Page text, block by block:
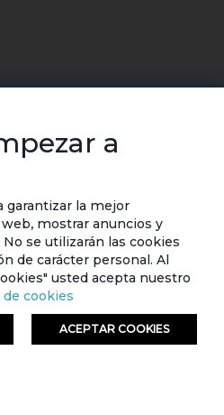
sobre últimas colecciones,
SUSCRIBIRSE
los derechos reservados.
a
garantizar la mejor
mostrar anuncios y
se utilizarán las cookies
de carácter personal. Al
usted acepta nuestro
cookies
ACEPTAR COOKIES